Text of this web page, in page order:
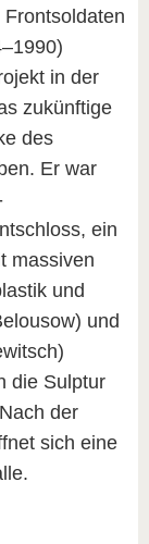
in der
zukünftige
des
Er war
ein
massiven
und
und
die Sulptur
der
sich eine